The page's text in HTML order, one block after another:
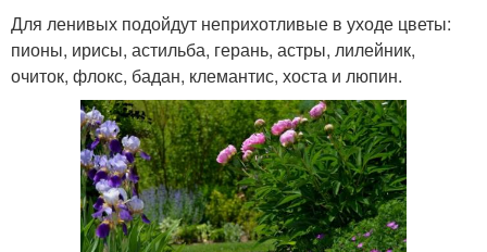
Для ленивых подойдут неприхотливые в уходе цветы:
пионы, ирисы, астильба, герань, астры, лилейник,
очиток, флокс, бадан, клемантис, хоста и люпин.